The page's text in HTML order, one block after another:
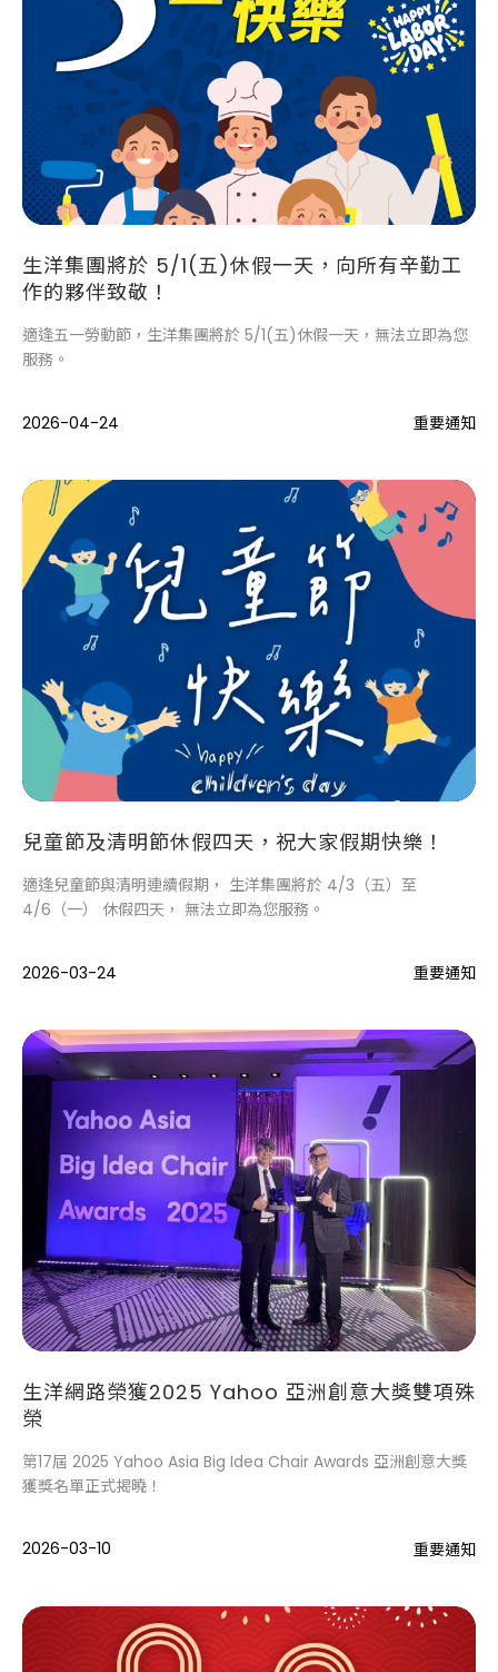
生洋集團將於 5/1(五)休假一天，向所有辛勤工
作的夥伴致敬！
適逢五一勞動節，生洋集團將於 5/1(五)休假一天，無法立即為您
服務。
2026-04-24 重要通知
兒童節及清明節休假四天，祝大家假期快樂！
適逢兒童節與清明連續假期， 生洋集團將於 4/3（五）至
4/6（一） 休假四天， 無法立即為您服務。
2026-03-24 重要通知
生洋網路榮獲2025 Yahoo 亞洲創意大獎雙項殊
榮
第17屆 2025 Yahoo Asia Big Idea Chair Awards 亞洲創意大獎
獲獎名單正式揭曉！
2026-03-10 重要通知